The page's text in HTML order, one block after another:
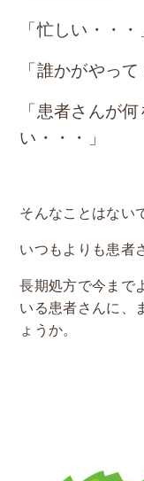
「忙しい・・・
「誰かがやっ
「患者さんが
い・・・」
そんなことはない
いつもよりも患者
長期処方で今まで
いる患者さんに、
ょうか。